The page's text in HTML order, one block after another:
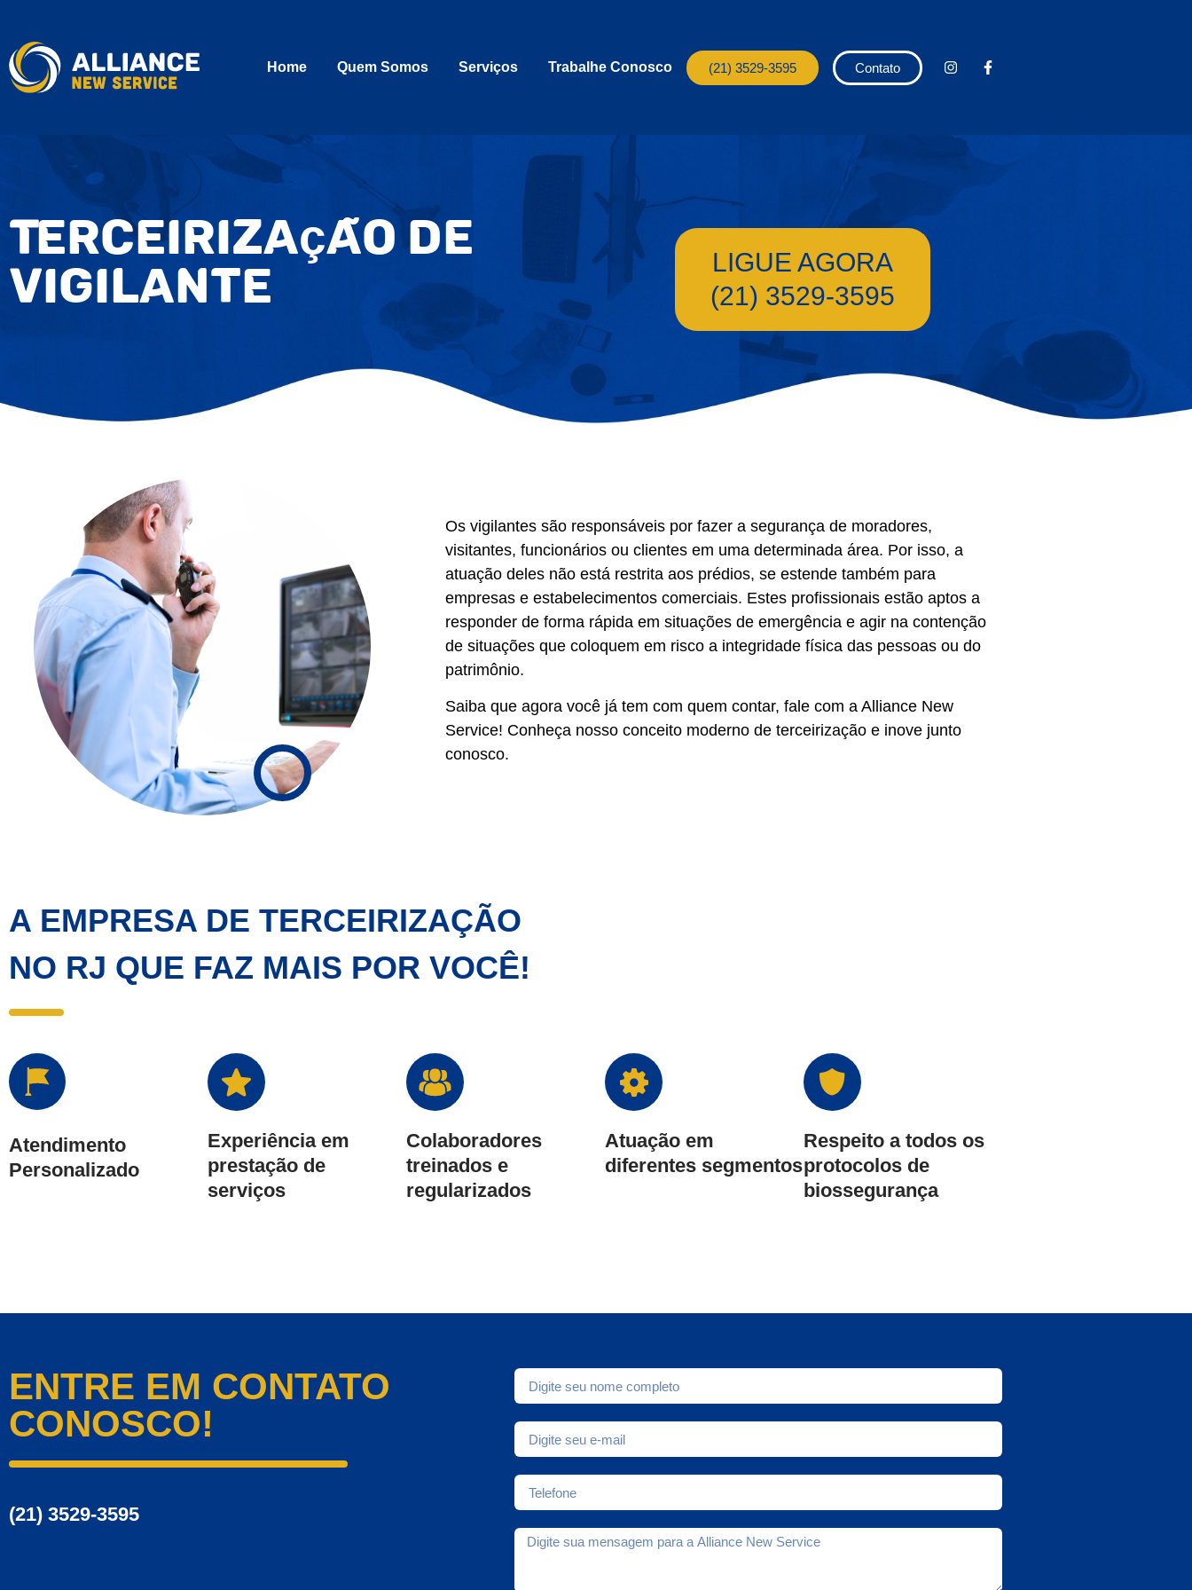
Home Quem Somos Serviços Trabalhe Conosco (21) 3529-3595 Contato
Terceirização de
Vigilante
LIGUE AGORA
(21) 3529-3595
Os vigilantes são responsáveis por fazer a segurança de moradores,
visitantes, funcionários ou clientes em uma determinada área. Por isso, a
atuação deles não está restrita aos prédios, se estende também para
empresas e estabelecimentos comerciais. Estes profissionais estão aptos a
responder de forma rápida em situações de emergência e agir na contenção
de situações que coloquem em risco a integridade física das pessoas ou do
patrimônio.
Saiba que agora você já tem com quem contar, fale com a Alliance New
Service! Conheça nosso conceito moderno de terceirização e inove junto
conosco.
A EMPRESA DE TERCEIRIZAÇÃO
NO RJ QUE FAZ MAIS POR VOCÊ!
Atendimento
Personalizado
Experiência em
prestação de
serviços
Colaboradores
treinados e
regularizados
Atuação em
diferentes segmentos
Respeito a todos os
protocolos de
biossegurança
ENTRE EM CONTATO
CONOSCO!
(21) 3529-3595